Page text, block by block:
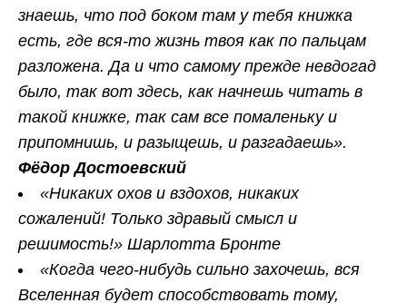
знаешь, что под боком там у тебя книжка
есть, где вся-то жизнь твоя как по пальцам
разложена. Да и что самому прежде невдогад
было, так вот здесь, как начнешь читать в
такой книжке, так сам все помаленьку и
припомнишь, и разыщешь, и разгадаешь».
Фёдор Достоевский
«Никаких охов и вздохов, никаких
сожалений! Только здравый смысл и
решимость!» Шарлотта Бронте
«Когда чего-нибудь сильно захочешь, вся
Вселенная будет способствовать тому,